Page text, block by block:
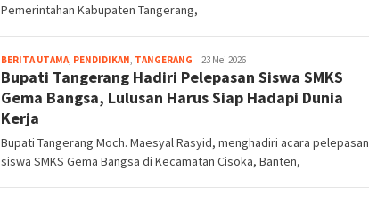
Pemerintahan Kabupaten Tangerang,
BERITA UTAMA, PENDIDIKAN, TANGERANG bg-
admin
23 Mei 2026
Bupati Tangerang Hadiri Pelepasan Siswa SMKS
Gema Bangsa, Lulusan Harus Siap Hadapi Dunia
Kerja
Bupati Tangerang Moch. Maesyal Rasyid, menghadiri acara pelepasan
siswa SMKS Gema Bangsa di Kecamatan Cisoka, Banten,